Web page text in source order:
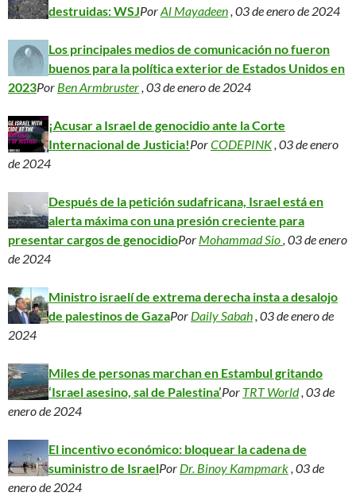
destruidas: WSJPorAl Mayadeen, 03 de enero de 2024
Los principales medios de comunicación no fueron
buenos para la política exterior de Estados Unidos en
2023Por Ben Armbruster, 03 de enero de 2024
¡Acusar a Israel de genocidio ante la Corte
Internacional de Justicia!PorCODEPINK, 03 de enero
de 2024
Después de la petición sudafricana, Israel está en
alerta máxima con una presión creciente para
presentar cargos de genocidioPor Mohammad Sio, 03 de enero
de 2024
Ministro israelí de extrema derecha insta a desalojo
de palestinos de GazaPor Daily Sabah, 03 de enero de
2024
Miles de personas marchan en Estambul gritando
‘Israel asesino, sal de Palestina’Por TRT World, 03 de
enero de 2024
El incentivo económico: bloquear la cadena de
suministro de IsraelPor Dr. Binoy Kampmark, 03 de
enero de 2024